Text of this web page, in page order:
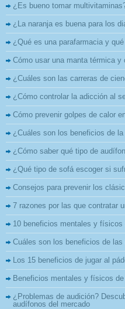
¿Es bueno tomar
¿La naranja es buena para los
¿Qué es una parafarmacia y
Cómo usar una manta térmica
¿Cuáles son las carreras de
¿Cómo controlar la adicción al
Cómo prevenir golpes de calor
¿Cuáles son los beneficios de la
¿Cómo saber qué tipo de
¿Qué tipo de sofá escoger si
Consejos para prevenir los
7 razones por las que contratar
10 beneficios mentales y físicos
Cuáles son los beneficios de
Los 15 beneficios de jugar al
Beneficios mentales y físicos
¿Problemas de audición?
audífonos del mercado